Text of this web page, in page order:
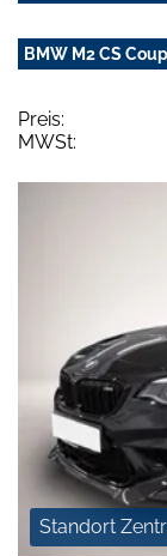
BMW M2 CS
Preis:
MWSt:
Standort